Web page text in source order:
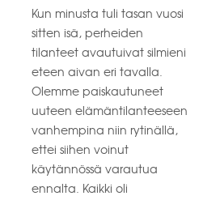
Kun minusta tuli tasan vuosi
sitten isä, perheiden
tilanteet avautuivat silmieni
eteen aivan eri tavalla.
Olemme paiskautuneet
uuteen elämäntilanteeseen
vanhempina niin rytinällä,
ettei siihen voinut
käytännössä varautua
ennalta. Kaikki oli